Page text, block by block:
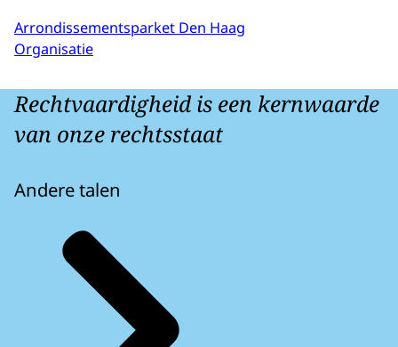
Arrondissementsparket Den Haag
Organisatie
Rechtvaardigheid is een kernwaarde
van onze rechtsstaat
Andere talen